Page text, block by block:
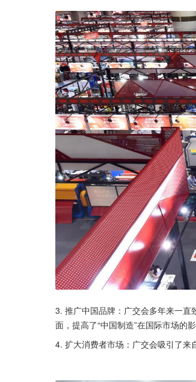
3. 推广中国品牌：广交会多年来一直
面，提高了“中国制造”在国际市场的影
4. 扩大消费者市场：广交会吸引了来